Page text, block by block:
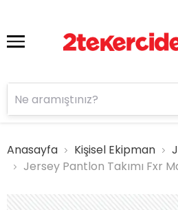
Anasayfa Kişisel Ekipman
Jersey Pantlon Takımı Fxr